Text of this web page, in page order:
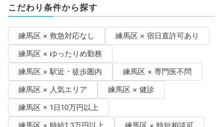
こだわり条件から探す
練馬区 × 救急対応なし
練馬区 × 宿日直許可あり
練馬区 × ゆったりめ勤務
練馬区 × 駅近・徒歩圏内
練馬区 × 専門医不問
練馬区 × 人気エリア
練馬区 × 健診
練馬区 × 1日10万円以上